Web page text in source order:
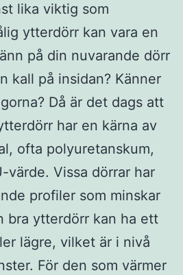
lika viktig som
ytterdörr kan vara en
på din nuvarande dörr
kall på insidan? Känner
Då är det dags att
har en kärna av
ofta polyuretanskum,
värde. Vissa dörrar har
profiler som minskar
bra ytterdörr kan ha ett
lägre, vilket är i nivå
För den som värmer